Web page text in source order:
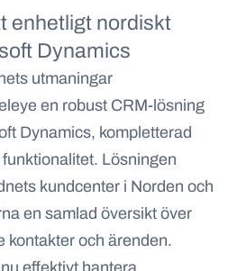
enhetligt nordiskt
Dynamics
utmaningar
en robust CRM-lösning
Dynamics, kompletterad
Lösningen
kundcenter i Norden och
en samlad översikt över
kontakter och ärenden.
effektivt hantera